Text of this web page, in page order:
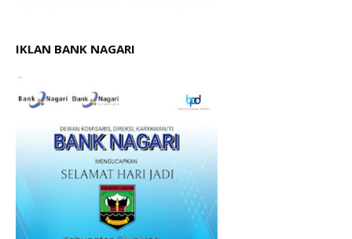
IKLAN BANK NAGARI